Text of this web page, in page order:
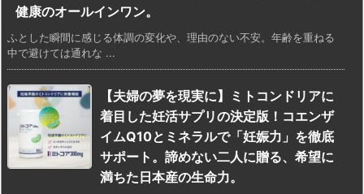
健康のオールインワン。
ふとした瞬間に感じる体調の変化や、理由のない不安。年齢を重ねる
中で避けては通れな ...
【夫婦の夢を現実に】ミトコンドリアに
着目した妊活サプリの決定版！コエンザ
イムQ10とミネラルで「妊娠力」を徹底
サポート。諦めない二人に贈る、希望に
満ちた日本産の生命力。